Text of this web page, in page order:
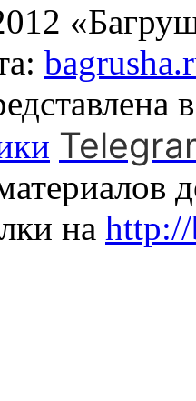
на http://